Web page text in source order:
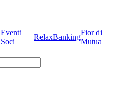
Eventi
Soci
RelaxBanking
Fior di
Mutua